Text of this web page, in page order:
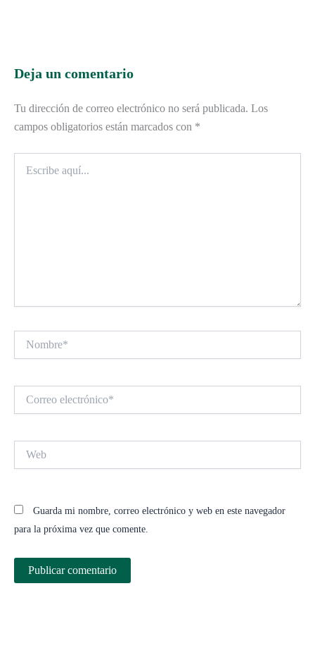
Deja un comentario
Tu dirección de correo electrónico no será publicada. Los
campos obligatorios están marcados con *
aquí...
electrónico*
Guarda mi nombre, correo electrónico y web en este navegador
para la próxima vez que comente.